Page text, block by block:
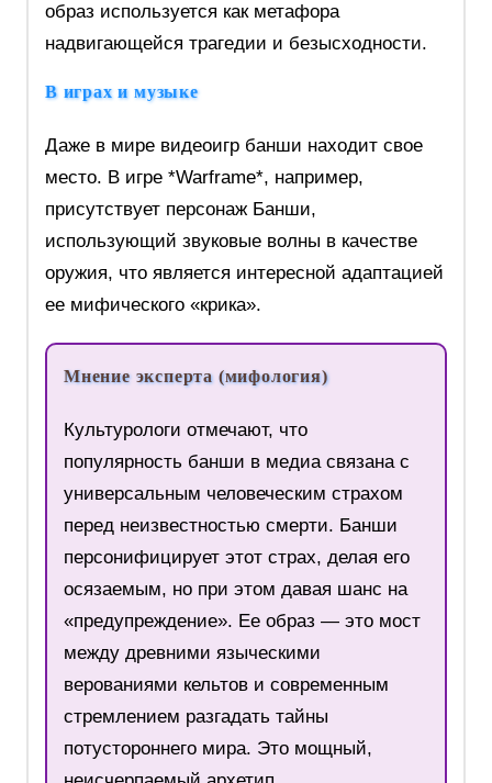
образ используется как метафора
надвигающейся трагедии и безысходности.
В играх и музыке
Даже в мире видеоигр банши находит свое
место. В игре *Warframe*, например,
присутствует персонаж Банши,
использующий звуковые волны в качестве
оружия, что является интересной адаптацией
ее мифического «крика».
Мнение эксперта (мифология)
Культурологи отмечают, что
популярность банши в медиа связана с
универсальным человеческим страхом
перед неизвестностью смерти. Банши
персонифицирует этот страх, делая его
осязаемым, но при этом давая шанс на
«предупреждение». Ее образ — это мост
между древними языческими
верованиями кельтов и современным
стремлением разгадать тайны
потустороннего мира. Это мощный,